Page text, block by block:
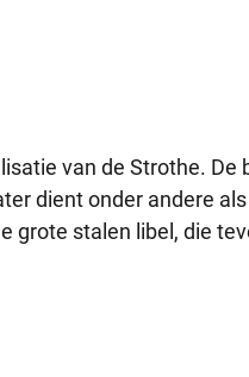
van de Strothe. De
dient onder andere
stalen libel, die